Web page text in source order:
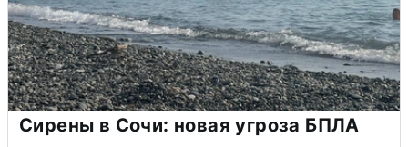
Сирены в Сочи: новая угроза БПЛА